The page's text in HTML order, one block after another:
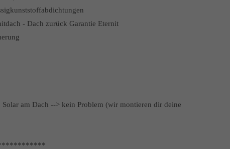
- Dach zurück Garantie Eternit
am Dach --> kein Problem (wir montieren dir deine